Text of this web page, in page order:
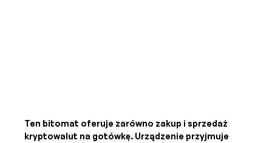
Ten bitomat oferuje zarówno zakup i sprzedaż
kryptowalut na gotówkę. Urządzenie przyjmuje